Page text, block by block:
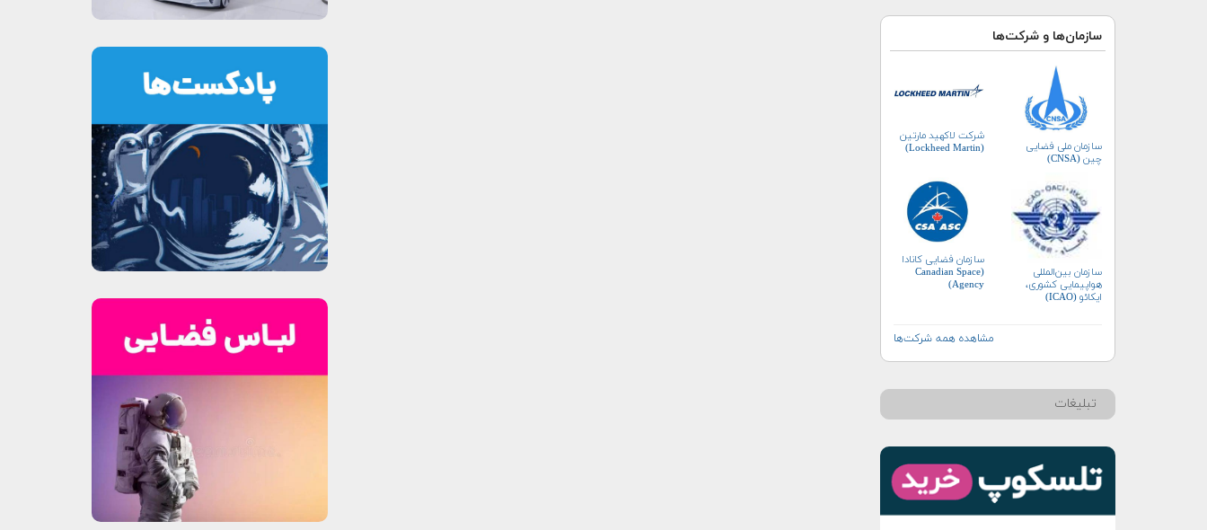
سازمان‌ها و شرکت‌ها
سازمان ملی فضایی
چین (CNSA)
شرکت لاکهید مارتین
(Lockheed Martin)
سازمان بین‌المللی
هواپیمایی کشوری،
ایکائو (ICAO)
سازمان فضایی کانادا
(Canadian Space
Agency)
مشاهده همه شرکت‌ها
تبلیغات